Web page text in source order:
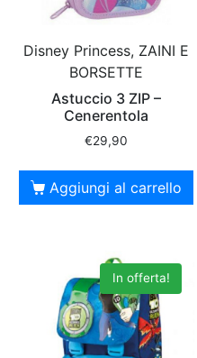
Disney Princess, ZAINI E
BORSETTE
Astuccio 3 ZIP –
Cenerentola
€29,90
Aggiungi al carrello
In offerta!